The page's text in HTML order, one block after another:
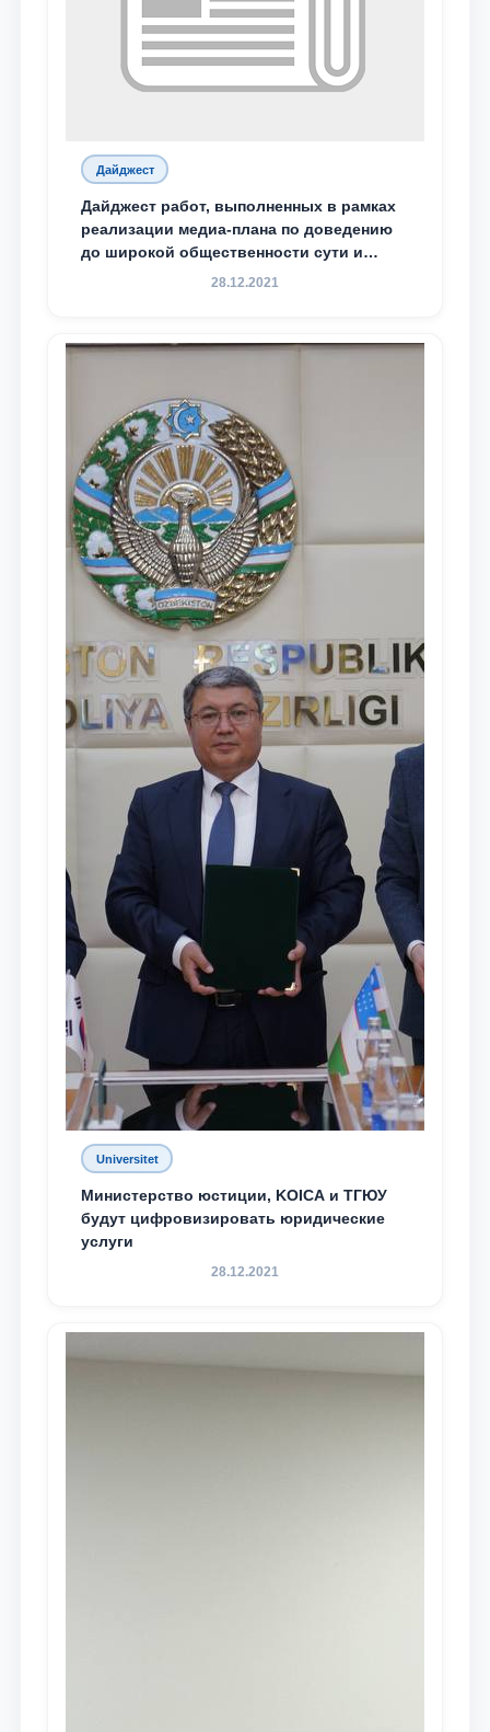
Дайджест
Дайджест работ, выполненных в рамках
реализации медиа-плана по доведению
до широкой общественности сути и
содержания задач, определённых в
Мажлису и народу Узбекистана
28.12.2021
Universitet
Министерство юстиции, KOICA и ТГЮУ
будут цифровизировать юридические
услуги
28.12.2021